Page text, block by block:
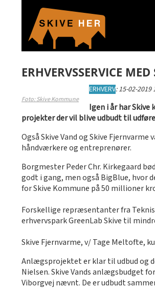
ERHVERVSSERVICE
Foto: Skive Kommune
ERHVERV:15-02-2019
Igen i år har
projekter der vil blive udbudt til
Også Skive Vand og Skive
håndværkere og entreprenører.
Borgmester Peder Chr. Kirkegaard
godt i gang, men også BigBlue, hvor
for Skive Kommune på 50 millioner
Forskellige repræsentanter fra
erhvervspark GreenLab Skive til
Skive Fjernvarme, v/ Tage Meltofte,
Anlægsprojektet er klar til udbud og
Nielsen. Skive Vands anlægsbudget
Viborgvej nævnt. De er udbudt